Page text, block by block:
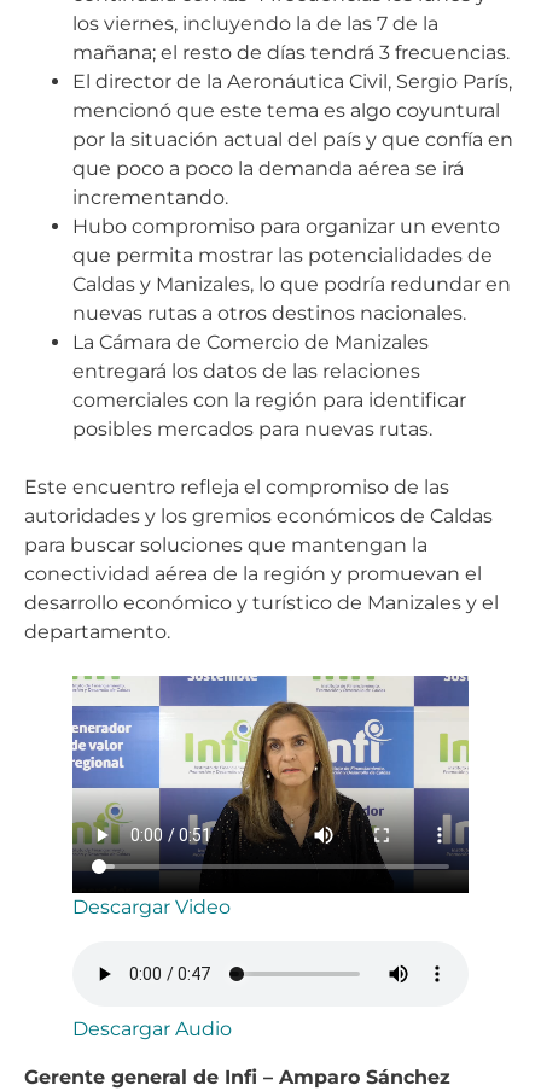
los viernes, incluyendo la de las 7 de la
mañana; el resto de días tendrá 3 frecuencias.
El director de la Aeronáutica Civil, Sergio París,
mencionó que este tema es algo coyuntural
por la situación actual del país y que confía en
que poco a poco la demanda aérea se irá
incrementando.
Hubo compromiso para organizar un evento
que permita mostrar las potencialidades de
Caldas y Manizales, lo que podría redundar en
nuevas rutas a otros destinos nacionales.
La Cámara de Comercio de Manizales
entregará los datos de las relaciones
comerciales con la región para identificar
posibles mercados para nuevas rutas.
Este encuentro refleja el compromiso de las
autoridades y los gremios económicos de Caldas
para buscar soluciones que mantengan la
conectividad aérea de la región y promuevan el
desarrollo económico y turístico de Manizales y el
departamento.
Descargar Video
Descargar Audio
Gerente general de Infi – Amparo Sánchez